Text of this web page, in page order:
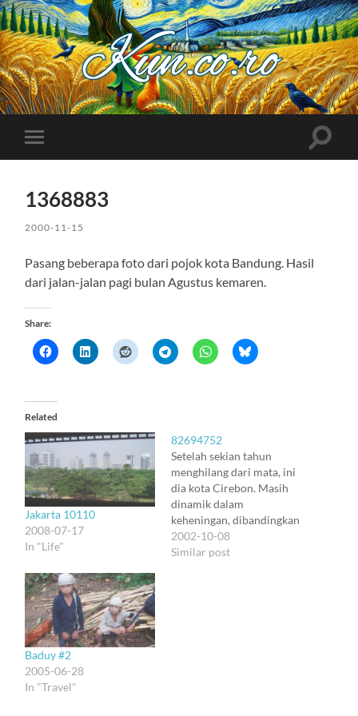
Kuncoro++
Toggle
mobile
Toggle
1368883
2000-11-15
Pasang beberapa foto dari pojok kota Bandung. Hasil
dari jalan-jalan pagi bulan Agustus kemaren.
Share:
Related
Jakarta 10110
2008-07-17
In "Life"
82694752
Setelah sekian tahun
menghilang dari mata, ini
dia kota Cirebon. Masih
dinamik dalam
keheningan, dibandingkan
Bandung yang hiruk pikuk
tak menentu. Masih
2002-10-08
Similar post
Baduy #2
2005-06-28
In "Travel"